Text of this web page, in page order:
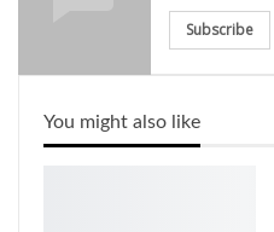
Subscribe
You might also like